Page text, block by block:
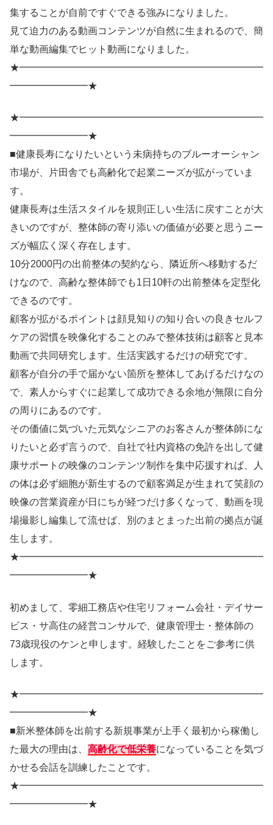
集することが自前ですぐできる強みになりました。
見て迫力のある動画コンテンツが自然に生まれるので、簡
単な動画編集でヒット動画になりました。
★━━━━━━━━━━━━━━━━━━━━━━━━━
━━━━━━━━★
★━━━━━━━━━━━━━━━━━━━━━━━━━
━━━━━━━━★
■健康長寿になりたいという未病持ちのブルーオーシャン
市場が、片田舎でも高齢化で起業ニーズが拡がっていま
す。
健康長寿は生活スタイルを規則正しい生活に戻すことが大
きいのですが、整体師の寄り添いの価値が必要と思うニー
ズが幅広く深く存在します。
10分2000円の出前整体の契約なら、隣近所へ移動するだ
けなので、高齢な整体師でも1日10軒の出前整体を定型化
できるのです。
顧客が拡がるポイントは顔見知りの知り合いの良きセルフ
ケアの習慣を映像化することのみで整体技術は顧客と見本
動画で共同研究します。生活実践するだけの研究です。
顧客が自分の手で届かない箇所を整体してあげるだけなの
で、素人からすぐに起業して成功できる余地が無限に自分
の周りにあるのです。
その価値に気づいた元気なシニアのお客さんが整体師にな
りたいと必ず言うので、自社で社内資格の免許を出して健
康サポートの映像のコンテンツ制作を集中応援すれば、人
の体は必ず細胞が新生するので顧客満足が生まれて笑顔の
映像の営業資産が日にちが経つだけ多くなって、動画を現
場撮影し編集して流せば、別のまとまった出前の拠点が誕
生します。
★━━━━━━━━━━━━━━━━━━━━━━━━━
━━━━━━━━★
初めまして、零細工務店や住宅リフォーム会社・デイサー
ビス・サ高住の経営コンサルで、健康管理士・整体師の
73歳現役のケンと申します。経験したことをご参考に供
します。
★━━━━━━━━━━━━━━━━━━━━━━━━━
━━━━━━━━★
■新米整体師を出前する新規事業が上手く最初から稼働し
た最大の理由は、 高齢化で低栄養になっていることを気づ
かせる会話を訓練したことです。
★━━━━━━━━━━━━━━━━━━━━━━━━━
━━━━━━━━★